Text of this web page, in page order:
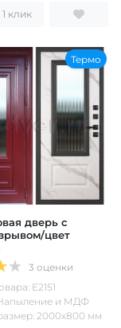
Заказ в 1 клик
Термо
дверь с
цвет
3 оценки
Е2151
и МДФ
2000х800 мм